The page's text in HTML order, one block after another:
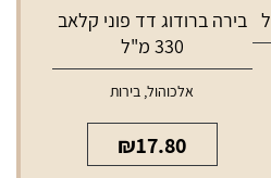
בירה ברודוג דד פוני קלאב
330 מ"ל
אלכוהול, בירות
₪17.80